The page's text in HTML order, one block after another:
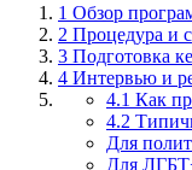
1 Обзор
2 Процедура и
3 Подготовка
4 Интервью и
4.1 Как
4.2
Для
Для